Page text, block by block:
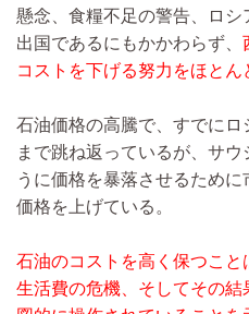
懸念、食糧不足の警告、ロ
出国であるにもかかわらず、
コストを下げる努力をほとん
石油価格の高騰で、すでに
まで跳ね返っているが、サ
うに価格を暴落させるために
価格を上げている。
石油のコストを高く保つこと
生活費の危機、そしてその